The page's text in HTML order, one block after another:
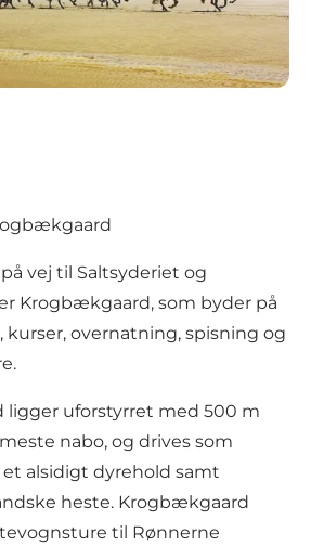
vej til Saltsyderiet og
Krogbækgaard, som byder på
kurser, overnatning, spisning og
ligger uforstyrret med 500 m
nabo, og drives som
alsidigt dyrehold samt
heste. Krogbækgaard
til Rønnerne